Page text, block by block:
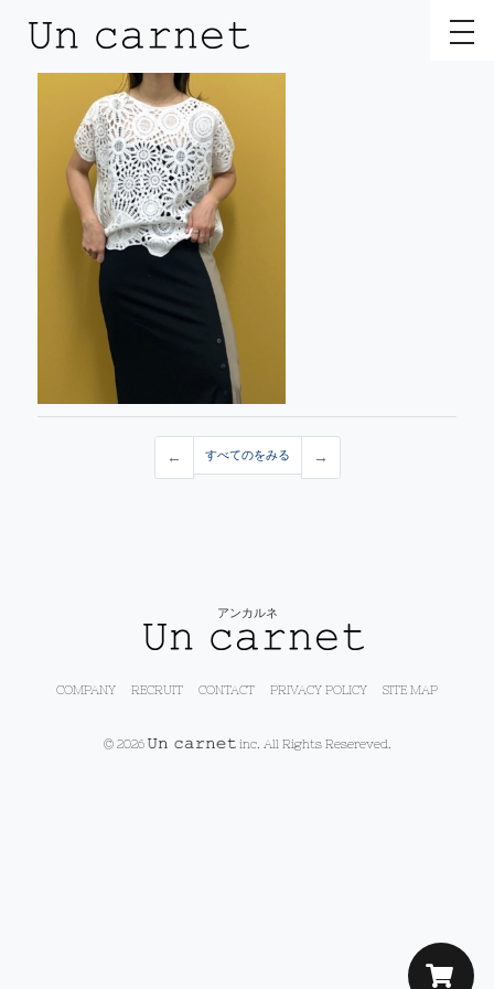
← すべてのをみる →
アンカルネ
COMPANY RECRUIT CONTACT PRIVACY POLICY SITE MAP
© 2026 inc. All Rights Resereved.